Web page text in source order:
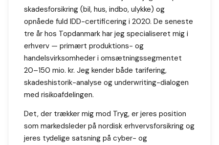
skadesforsikring (bil, hus, indbo, ulykke) og
opnåede fuld IDD-certificering i 2020. De seneste
tre år hos Topdanmark har jeg specialiseret mig i
erhverv — primært produktions- og
handelsvirksomheder i omsætningssegmentet
20–150 mio. kr. Jeg kender både tarifering,
skadeshistorik-analyse og underwriting-dialogen
med risikoafdelingen.
Det, der trækker mig mod Tryg, er jeres position
som markedsleder på nordisk erhvervsforsikring og
jeres tydelige satsning på cyber- og